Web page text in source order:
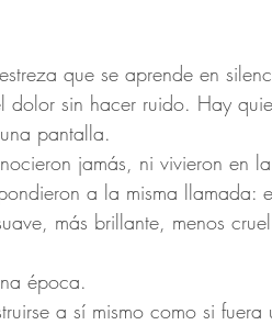
que se aprende en
sin hacer ruido. Hay
pantalla.
jamás, ni vivieron en
a la misma llamada:
más brillante, menos
época.
a sí mismo como si fuera